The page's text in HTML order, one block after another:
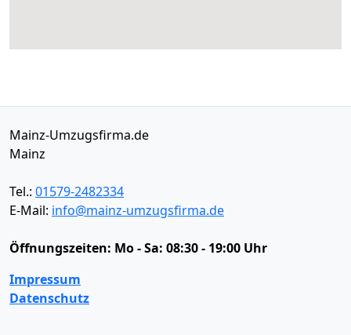
Mainz-Umzugsfirma.de
Mainz
Tel.: 01579-2482334
E-Mail: info@mainz-umzugsfirma.de
Öffnungszeiten: Mo - Sa: 08:30 - 19:00 Uhr
Impressum
Datenschutz